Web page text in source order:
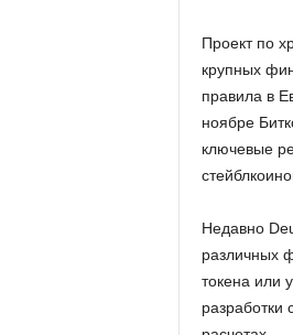
Проект по
крупных
правила в
ноябре
ключевые
Недавно
различных
токена или
разработки